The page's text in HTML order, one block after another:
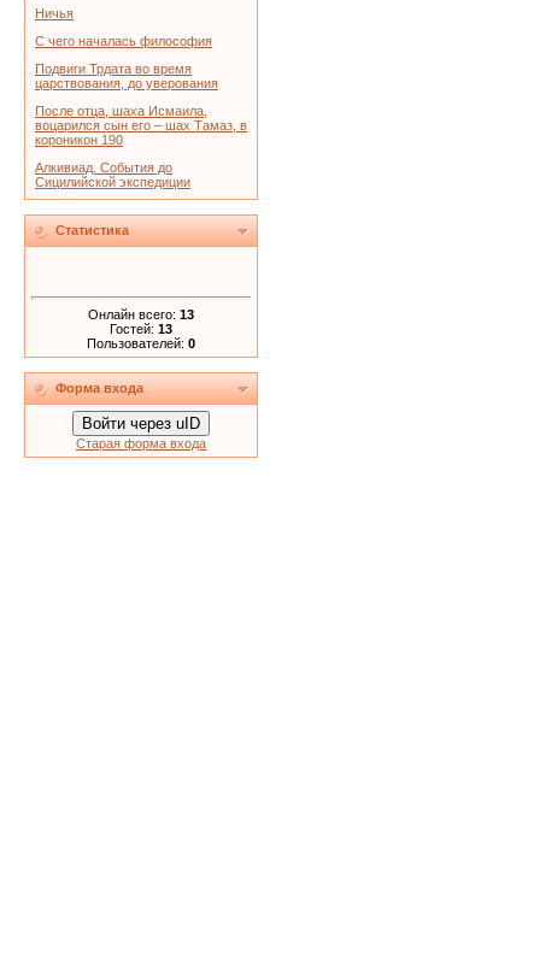
Ничья
С чего началась философия
Подвиги Трдата во время
царствования, до уверования
После отца, шаха Исмаила,
воцарился сын его – шах Тамаз, в
короникон 190
Алкивиад. События до
Сицилийской экспедиции
Статистика
Онлайн всего: 13
Гостей: 13
Пользователей: 0
Форма входа
Войти через uID
Старая форма входа